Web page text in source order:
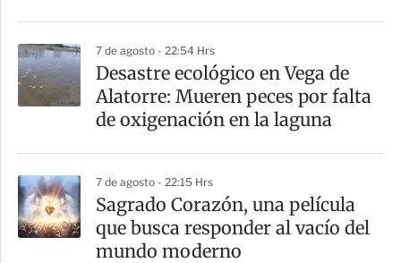
7 de agosto - 22:54 Hrs
Desastre ecológico en Vega de
Alatorre: Mueren peces por falta
de oxigenación en la laguna
7 de agosto - 22:15 Hrs
Sagrado Corazón, una película
que busca responder al vacío del
mundo moderno